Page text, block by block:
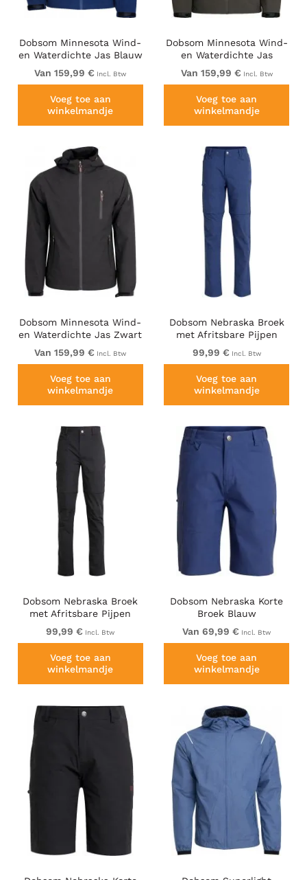
Dobsom Minnesota Wind-
en Waterdichte Jas Blauw
Van 159,99 € Incl. Btw
Voeg toe aan
winkelmandje
Dobsom Minnesota Wind-
en Waterdichte Jas
Donkerbruin
Van 159,99 € Incl. Btw
Voeg toe aan
winkelmandje
Dobsom Minnesota Wind-
en Waterdichte Jas Zwart
Van 159,99 € Incl. Btw
Voeg toe aan
winkelmandje
Dobsom Nebraska Broek
met Afritsbare Pijpen
Blauw
99,99 € Incl. Btw
Voeg toe aan
winkelmandje
Dobsom Nebraska Broek
met Afritsbare Pijpen
Zwart
99,99 € Incl. Btw
Voeg toe aan
winkelmandje
Dobsom Nebraska Korte
Broek Blauw
Van 69,99 € Incl. Btw
Voeg toe aan
winkelmandje